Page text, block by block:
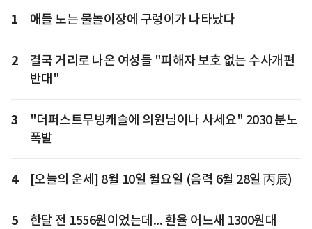
1 애들 노는 물놀이장에 구렁이가 나타났다
2
결국 거리로 나온 여성들 "피해자 보호 없는 수사개편
반대"
3
"더퍼스트무빙캐슬에 의원님이나 사세요" 2030 분노
폭발
4 [오늘의 운세] 8월 10일 월요일 (음력 6월 28일 丙辰)
5
한달 전 1556원이었는데... 환율 어느새 1300원대